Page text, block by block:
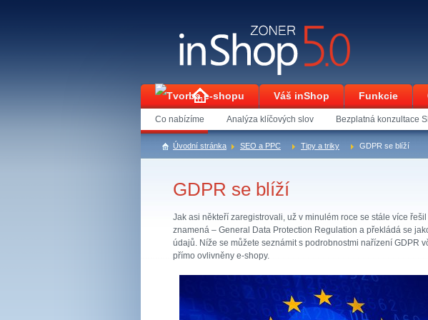
Váš inShop Funkcie
Co nabízíme Analýza klíčových slov Bezplatná konzultace
Kontakt
Úvodní stránka SEO a PPC Tipy a triky GDPR se blíží
GDPR se blíží
Jak asi někteří zaregistrovali, už v minulém roce se stále více
znamená – General Data Protection Regulation a překládá se
údajů. Níže se můžete seznámit s podrobnostmi nařízení GDPR
přímo ovlivněny e-shopy.